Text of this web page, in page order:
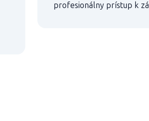
profesionálny prístup k